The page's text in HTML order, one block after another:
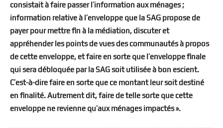
consistait à faire passer l’information aux ménages ;
information relative à l’enveloppe que la SAG propose de
payer pour mettre fin à la médiation, discuter et
appréhender les points de vues des communautés à propos
de cette enveloppe, et faire en sorte que l’enveloppe finale
qui sera débloquée par la SAG soit utilisée à bon escient.
C’est-à-dire faire en sorte que ce montant leur soit destiné
en finalité. Autrement dit, faire de telle sorte que cette
enveloppe ne revienne qu’aux ménages impactés ».